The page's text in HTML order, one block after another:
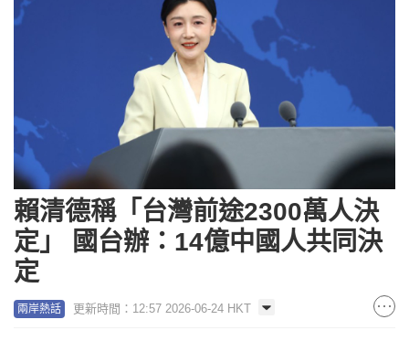
賴清德稱「台灣前途2300萬人決
定」 國台辦：14億中國人共同決
定
兩岸熱話 更新時間：12:57 2026-06-24 HKT